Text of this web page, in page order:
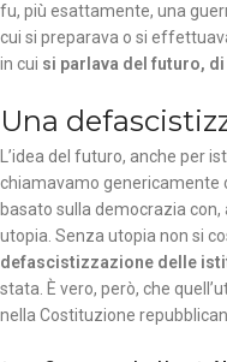
fu, più esattamente, una
cui si preparava o si
in cui si parlava del futuro,
Una
L’idea del futuro, anche per
chiamavamo genericamente
basato sulla democrazia con,
utopia. Senza utopia non si
defascistizzazione delle
stata. È vero, però, che
nella Costituzione